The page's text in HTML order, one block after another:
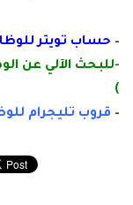
– حساب تويتر
-للبحث الآلي عن
)
– قروب تليجرام